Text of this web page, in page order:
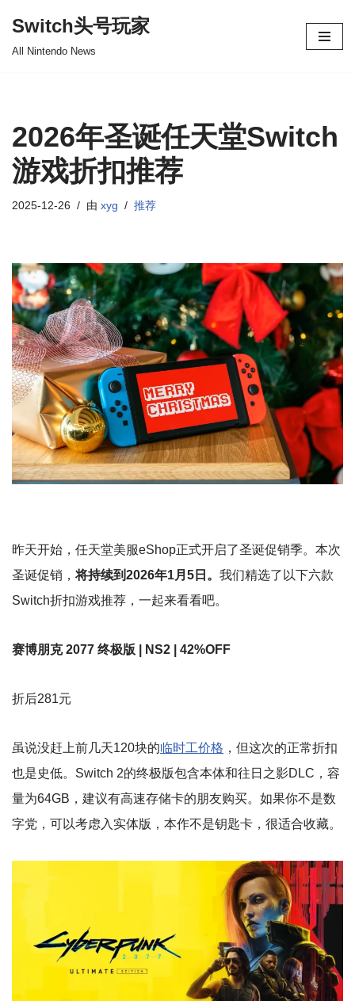
Switch头号玩家
All Nintendo News
2026年圣诞任天堂Switch
游戏折扣推荐
2025-12-26 由 xyg 推荐
昨天开始，任天堂美服eShop正式开启了圣诞促销季。本次
圣诞促销，将持续到2026年1月5日。 我们精选了以下六款
Switch折扣游戏推荐，一起来看看吧。
赛博朋克 2077 终极版 | NS2 | 42%OFF
折后281元
虽说没赶上前几天120块的临时工价格 ，但这次的正常折扣
也是史低。Switch 2的终极版包含本体和往日之影DLC，容
量为64GB，建议有高速存储卡的朋友购买。如果你不是数
字党，可以考虑入实体版，本作不是钥匙卡，很适合收藏。